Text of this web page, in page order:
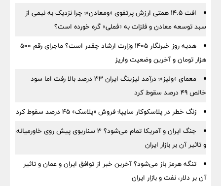
افت ۱۴.۵ همتی ارزش پرتفوی «ومعادن»؛ چرا نزدیک به نیمی از
سبد توسعه معادن و فلزات به «فملی» گره خورده است؟
هدیه روز خبرنگار ۱۴۰۵ وزارت ارشاد چقدر است؟ ماجرای رقم ۵۰۰
هزار تومان و آخرین وضعیت واریز
معمای «ولیز»؛ درآمد لیزینگ ایران ۳۳ درصد بالا رفت اما سود
خالص ۴۹ درصد سقوط کرد
زنگ خطر در پلاسکوکار سایپا؛ فروش «پلاسک» ۴۵ درصد سقوط کرد
جنگ ایران و آمریکا تمام می‌شود؟ ۳ سناریوی پیش روی خاورمیانه
و تاثیر آن بر بازار ایران
تنگه هرمز باز می‌شود؟ آخرین خبر از توافق ایران و عمان و تاثیر
آن بر دلار، نفت و بازار ایران